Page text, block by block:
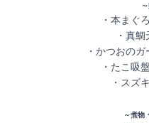
・本まぐ
・真
・かつおの
・たこ吸
・スズ
～煮物